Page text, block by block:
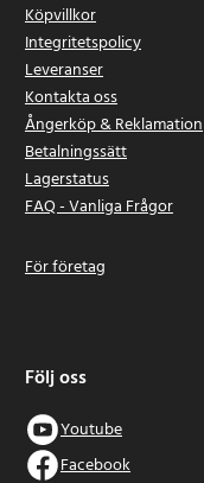
Köpvillkor
Integritetspolicy
Leveranser
Kontakta oss
Ångerköp & Reklamation
Betalningssätt
Lagerstatus
FAQ - Vanliga Frågor
För företag
Följ oss
Youtube
Facebook